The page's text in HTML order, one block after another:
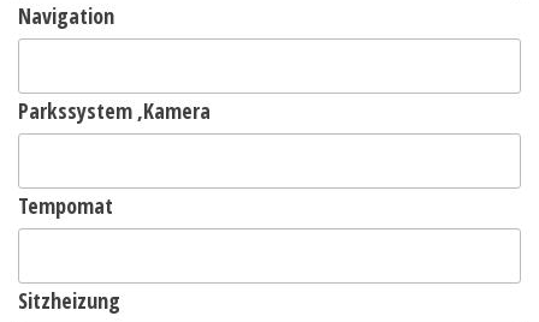
Navigation
Parkssystem ,Kamera
Tempomat
Sitzheizung